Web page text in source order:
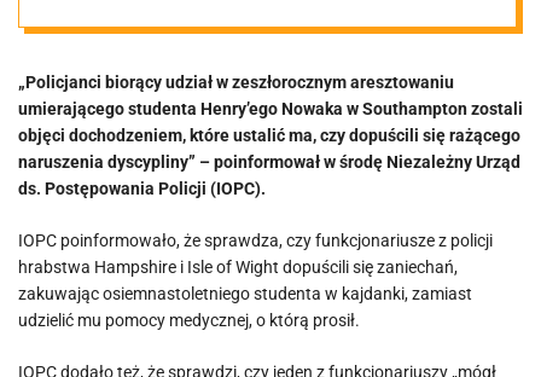
policjantów.
„Mogli naruszyć
standardy”
„Policjanci biorący udział w zeszłorocznym aresztowaniu
umierającego studenta Henry’ego Nowaka w Southampton zostali
objęci dochodzeniem, które ustalić ma, czy dopuścili się rażącego
naruszenia dyscypliny” – poinformował w środę Niezależny Urząd
ds. Postępowania Policji (IOPC).
IOPC poinformowało, że sprawdza, czy funkcjonariusze z policji
hrabstwa Hampshire i Isle of Wight dopuścili się zaniechań,
zakuwając osiemnastoletniego studenta w kajdanki, zamiast
udzielić mu pomocy medycznej, o którą prosił.
IOPC dodało też, że sprawdzi, czy jeden z funkcjonariuszy „mógł